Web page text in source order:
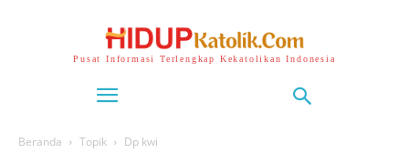
Pusat Informasi Terlengkap Kekatolikan Indonesia
Beranda Topik Dp kwi